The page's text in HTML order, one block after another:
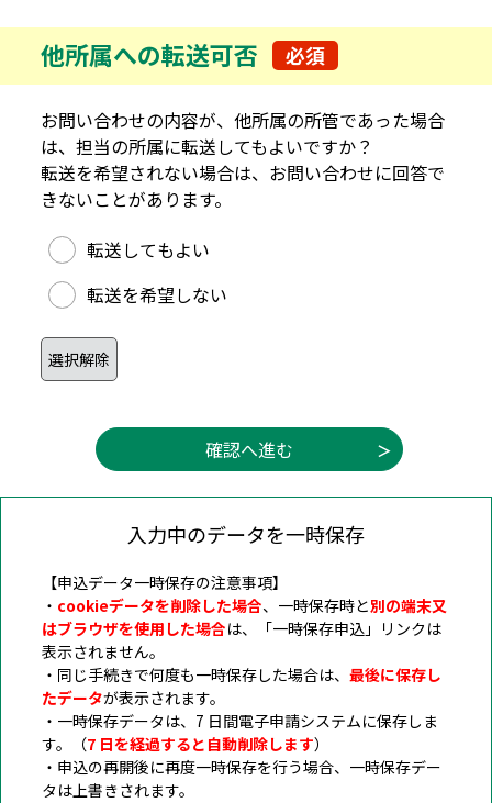
他所属への転送可否 必須
お問い合わせの内容が、他所属の所管であった場合
は、担当の所属に転送してもよいですか？
転送を希望されない場合は、お問い合わせに回答で
きないことがあります。
他所属への転送可否
転送してもよい
転送を希望しない
入力中のデータを一時保存
【申込データ一時保存の注意事項】
・ cookieデータを削除した場合、一時保存時と別の端末又
はブラウザを使用した場合は、「一時保存申込」リンクは
表示されません。
・同じ手続きで何度も一時保存した場合は、 最後に保存し
たデータが表示されます。
・一時保存データは、7 日間電子申請システムに保存しま
す。（7 日を経過すると自動削除します）
・申込の再開後に再度一時保存を行う場合、一時保存デー
タは上書きされます。